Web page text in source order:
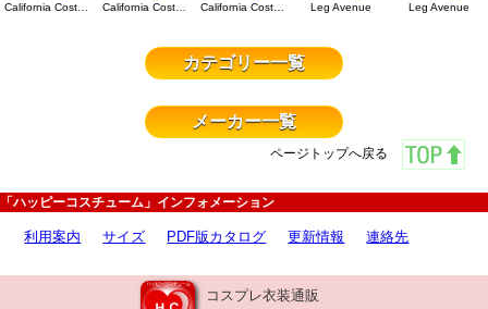
California Costumes
California Costumes
California Costumes
Leg Avenue
Leg Avenue
カテゴリー一覧
メーカー一覧
ページトップへ戻る
「ハッピーコスチューム」インフォメーション
利用案内 サイズ PDF版カタログ 更新情報 連絡先
コスプレ衣装通販